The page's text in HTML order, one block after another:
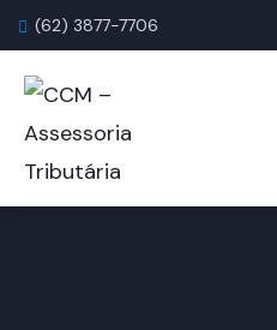
(62) 3877-7706